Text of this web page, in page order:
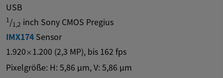
USB
1 /1,2 inch Sony CMOS Pregius
IMX174 Sensor
1.920×1.200 (2,3 MP), bis 162 fps
Pixelgröße: H: 5,86 µm, V: 5,86 µm